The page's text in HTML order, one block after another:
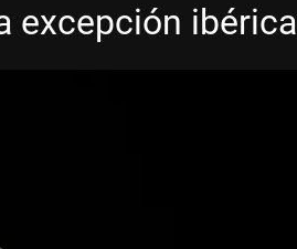
excepción ibérica